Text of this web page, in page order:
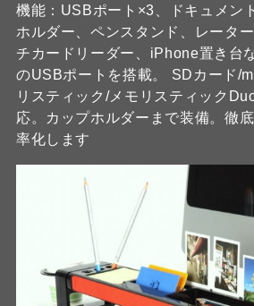
機能：USBポート×3、ドキュメン
ホルダー、ペンスタンド、レータ
チカードリーダー、iPhone置き台
のUSBポートを搭載。 SDカード/
リスティック/メモリスティック
応。カップホルダーまで装備。徹
率化します